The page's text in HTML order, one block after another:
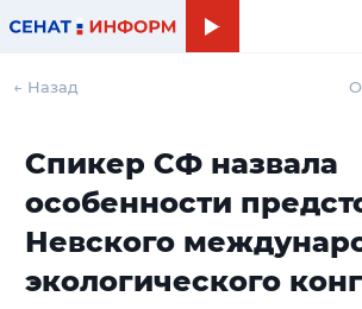
← Назад
Спикер СФ назвала
особенности
Невского
экологического